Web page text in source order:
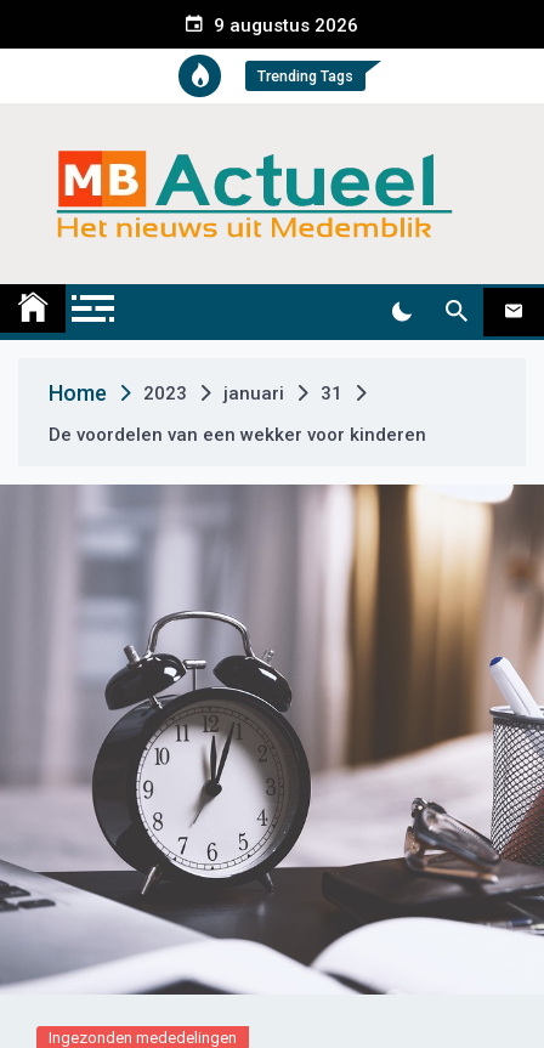
e
t
9 augustus 2026
Trending Tags
Medemblik Actueel
Home 2023 januari
31
De voordelen van een wekker voor kinderen
Ingezonden mededelingen